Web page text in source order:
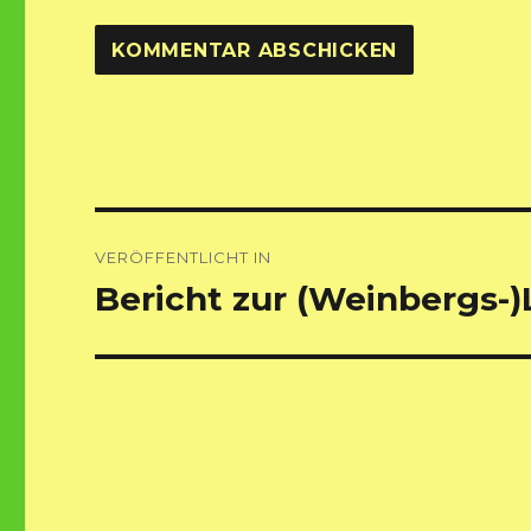
VERÖFFENTLICHT IN
Bericht zur (Weinbergs-